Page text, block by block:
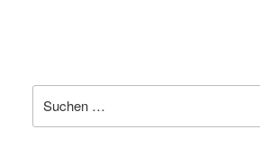
Suchen
nach: